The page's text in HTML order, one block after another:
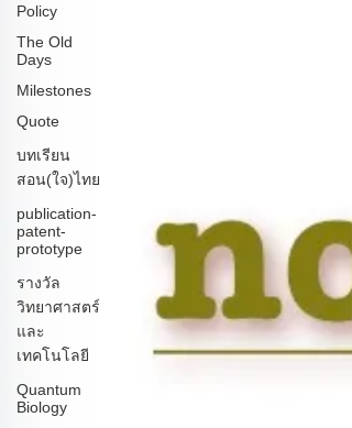
Policy
The Old
Days
Milestones
Quote
บทเรียน
สอน(ใจ)ไทย
publication-
patent-
prototype
รางวัล
วิทยาศาสตร์
และ
เทคโนโลยี
Quantum
Biology